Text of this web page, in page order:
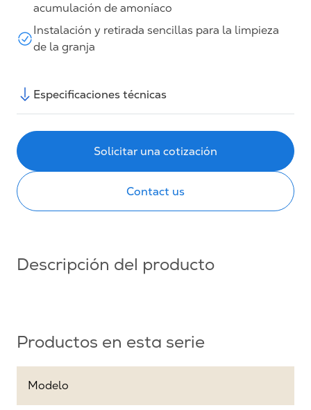
acumulación de amoníaco
Instalación y retirada sencillas para la limpieza
de la granja
Especificaciones técnicas
Solicitar una cotización
Contact us
Descripción del producto
Productos en esta serie
Modelo